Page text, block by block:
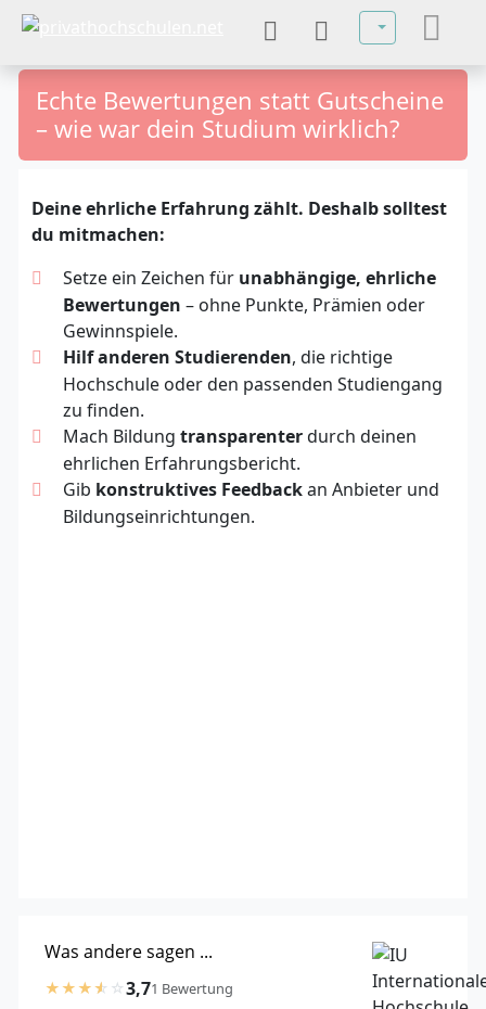
Sprache
Echte Bewertungen statt Gutscheine
– wie war dein Studium wirklich?
Deine ehrliche Erfahrung zählt. Deshalb solltest
du mitmachen:
Setze ein Zeichen für unabhängige, ehrliche
Bewertungen – ohne Punkte, Prämien oder
Gewinnspiele.
Hilf anderen Studierenden, die richtige
Hochschule oder den passenden Studiengang
zu finden.
Mach Bildung transparenterdurch deinen
ehrlichen Erfahrungsbericht.
Gib konstruktives Feedbackan Anbieter und
Bildungseinrichtungen.
Was andere sagen ...
★★★☆ ☆3,71 Bewertung